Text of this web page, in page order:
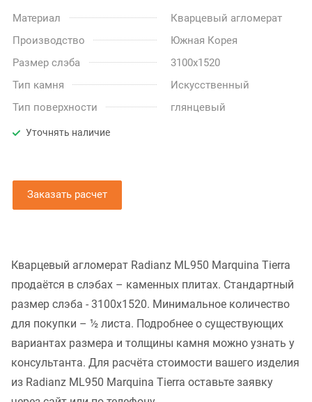
Материал
Кварцевый агломерат
Производство
Южная Корея
Размер слэба
3100x1520
Тип камня
Искусственный
Тип поверхности
глянцевый
Уточнять наличие
Заказать расчет
Кварцевый агломерат Radianz ML950 Marquina Tierra
продаётся в слэбах – каменных плитах. Стандартный
размер слэба - 3100x1520. Минимальное количество
для покупки – ½ листа. Подробнее о существующих
вариантах размера и толщины камня можно узнать у
консультанта. Для расчёта стоимости вашего изделия
из Radianz ML950 Marquina Tierra оставьте заявку